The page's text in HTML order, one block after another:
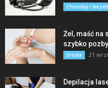
Choroby i
Żel, maść na
szybko
Uroda 21
Depilacja